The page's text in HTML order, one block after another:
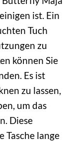
ist. Ein
Tuch
zu
können Sie
Es ist
zu lassen,
um das
Diese
Tasche lange